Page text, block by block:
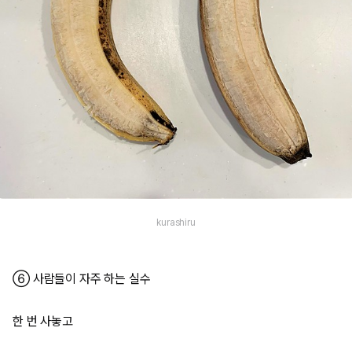
kurashiru
⑥ 사람들이 자주 하는 실수
한 번 사놓고